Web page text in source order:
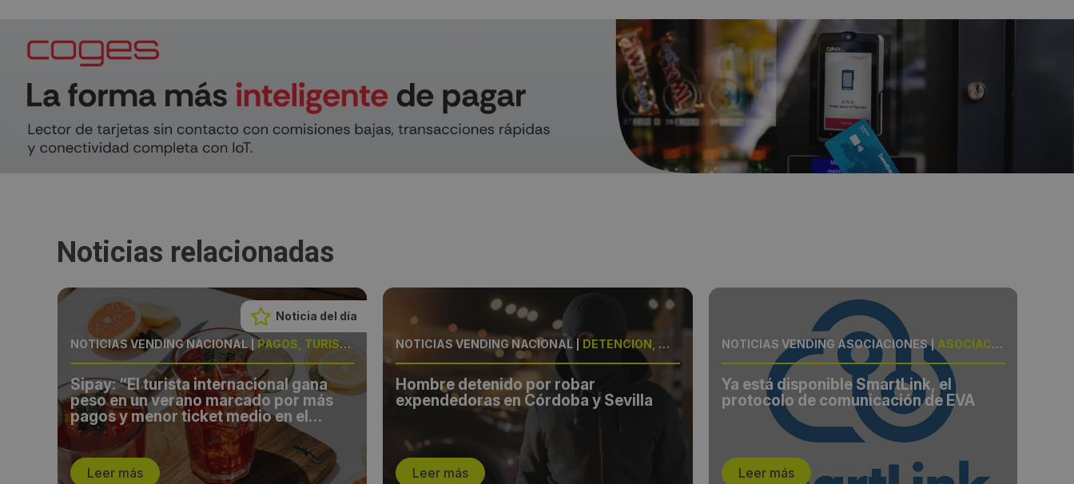
Noticias relacionadas
NOTICIAS VENDING NACIONAL| PAGOS, TURISMO
Sipay: “El turista internacional gana
peso en un verano marcado por más
pagos y menor ticket medio en el
comercio español”
Leer más
Noticia del día
NOTICIAS VENDING NACIONAL DETENCIÓN, MÁQUINAS
Hombre detenido por robar
expendedoras en Córdoba y Sevilla
Leer más
NOTICIAS VENDING ASOCIACIONES| ASOCIACIÓN, LANZAMIENTO
Ya está disponible SmartLink, el
protocolo de comunicación de EVA
Leer más